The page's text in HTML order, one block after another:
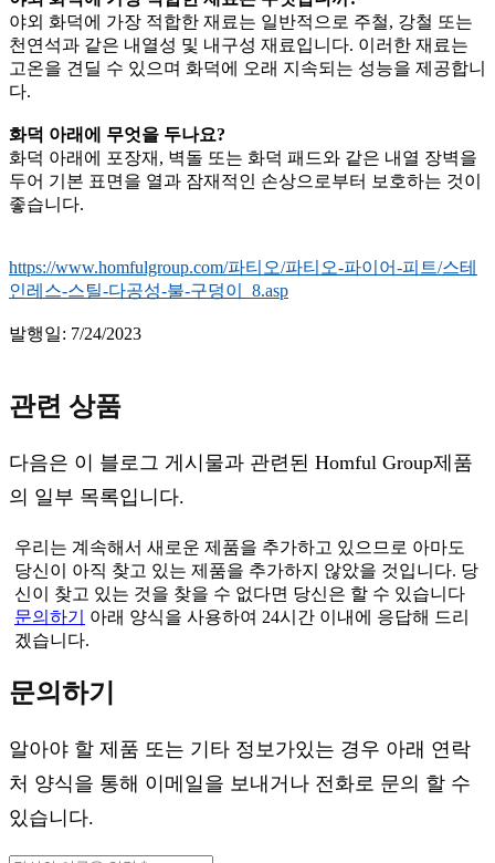
야외 화덕에 가장 적합한 재료는 일반적으로 주철, 강철 또는
천연석과 같은 내열성 및 내구성 재료입니다. 이러한 재료는
고온을 견딜 수 있으며 화덕에 오래 지속되는 성능을 제공합니
다.
화덕 아래에 무엇을 두나요?
화덕 아래에 포장재, 벽돌 또는 화덕 패드와 같은 내열 장벽을
두어 기본 표면을 열과 잠재적인 손상으로부터 보호하는 것이
좋습니다.
https://www.homfulgroup.com/파티오/파티오-파이어-피트/스테
인레스-스틸-다공성-불-구덩이_8.asp
발행일: 7/24/2023
관련 상품
다음은 이 블로그 게시물과 관련된 Homful Group제품
의 일부 목록입니다.
우리는 계속해서 새로운 제품을 추가하고 있으므로 아마도
당신이 아직 찾고 있는 제품을 추가하지 않았을 것입니다. 당
신이 찾고 있는 것을 찾을 수 없다면 당신은 할 수 있습니다
문의하기
아래 양식을 사용하여 24시간 이내에 응답해 드리
겠습니다.
문의하기
알아야 할 제품 또는 기타 정보가있는 경우 아래 연락
처 양식을 통해 이메일을 보내거나 전화로 문의 할 수
있습니다.